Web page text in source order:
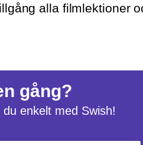
alla filmlektioner
gång?
enkelt med Swish!